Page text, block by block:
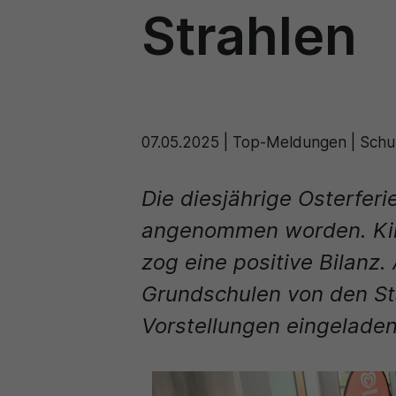
Strahlen
07.05.2025 Top-Meldungen |
Die diesjährige
angenommen worden.
zog eine positive Bilanz.
Grundschulen von den
Vorstellungen